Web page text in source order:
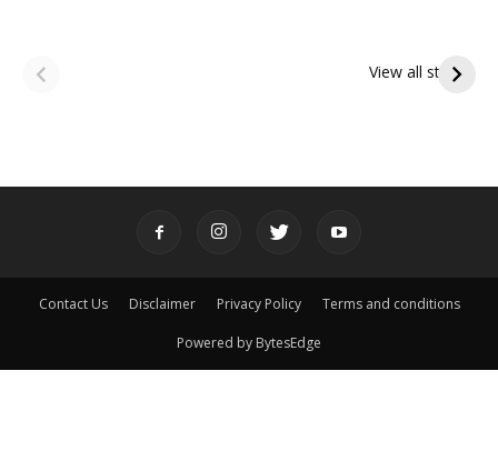
View all stories
పితృదేవతల ఆశీర్వాదం
ఇంద్రకీలాద్రి గిరి ప్రదక్షిణ
Contact Us Disclaimer Privacy Policy Terms and conditions
Powered by BytesEdge